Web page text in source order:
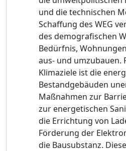
und die technischen
Schaffung des WEG
des demografischen
Bedürfnis,
aus- und umzubauen.
Klimaziele ist die
Bestandgebäuden
Maßnahmen zur
zur energetischen
die Errichtung von
Förderung der
die Bausubstanz.